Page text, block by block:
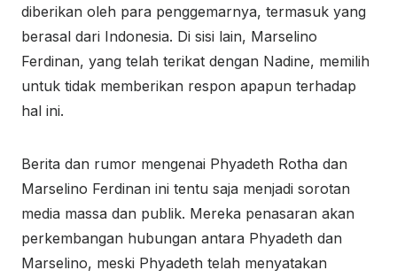
diberikan oleh para penggemarnya, termasuk yang
berasal dari Indonesia. Di sisi lain, Marselino
Ferdinan, yang telah terikat dengan Nadine, memilih
untuk tidak memberikan respon apapun terhadap
hal ini.
Berita dan rumor mengenai Phyadeth Rotha dan
Marselino Ferdinan ini tentu saja menjadi sorotan
media massa dan publik. Mereka penasaran akan
perkembangan hubungan antara Phyadeth dan
Marselino, meski Phyadeth telah menyatakan